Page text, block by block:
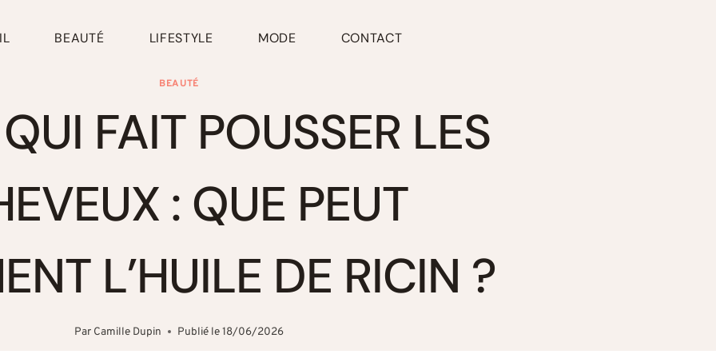
BEAUTÉ LIFESTYLE MODE CONTACT
BEAUTÉ
FAIT POUSSER LES
: QUE PEUT
L’HUILE DE RICIN ?
Par Camille Dupin Publié le18/06/2026